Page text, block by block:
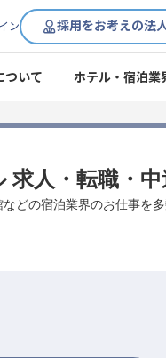
ン 採用をお考えの法
ついて ホテル・宿泊業
求人・転職・
どの宿泊業界のお仕事を多